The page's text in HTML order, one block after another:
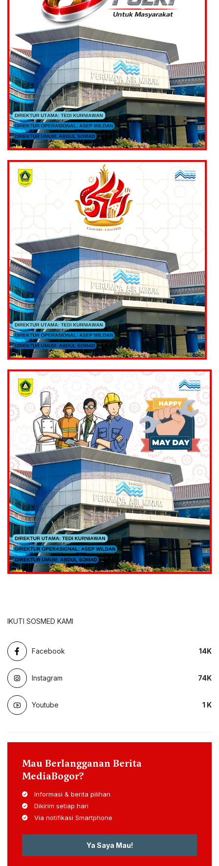
IKUTI SOSMED KAMI
Facebook 14K
Instagram 74K
Youtube 1 K
Mau Berlangganan Berita
MediaBogor?
Informasi & berita pilihan
Dikirim setiap hari
Via notifikasi Smartphone
Ya Saya Mau!